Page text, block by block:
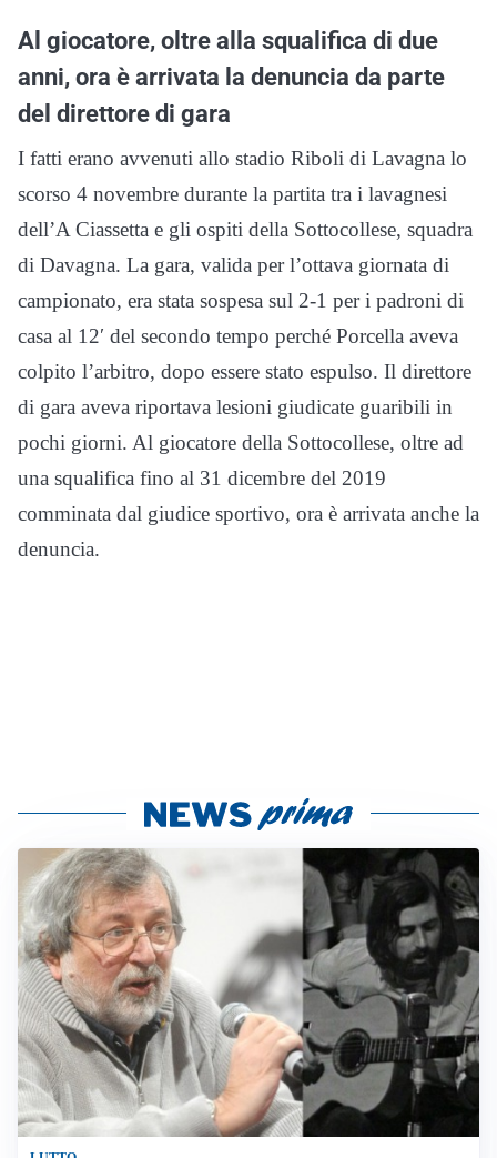
Al giocatore, oltre alla squalifica di due
anni, ora è arrivata la denuncia da parte
del direttore di gara
I fatti erano avvenuti allo stadio Riboli di Lavagna lo
scorso 4 novembre durante la partita tra i lavagnesi
dell’A Ciassetta e gli ospiti della Sottocollese, squadra
di Davagna. La gara, valida per l’ottava giornata di
campionato, era stata sospesa sul 2-1 per i padroni di
casa al 12′ del secondo tempo perché Porcella aveva
colpito l’arbitro, dopo essere stato espulso. Il direttore
di gara aveva riportava lesioni giudicate guaribili in
pochi giorni. Al giocatore della Sottocollese, oltre ad
una squalifica fino al 31 dicembre del 2019
comminata dal giudice sportivo, ora è arrivata anche la
denuncia.